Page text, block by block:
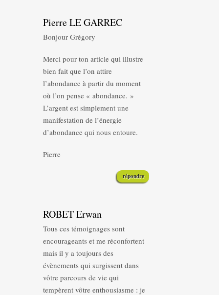
Pierre LE GARREC
Bonjour Grégory
Merci pour ton article qui illustre
bien fait que l’on attire
l’abondance à partir du moment
où l’on pense « abondance. »
L’argent est simplement une
manifestation de l’énergie
d’abondance qui nous entoure.
Pierre
répondre
ROBET Erwan
Tous ces témoignages sont
encourageants et me réconfortent
mais il y a toujours des
évènements qui surgissent dans
vôtre parcours de vie qui
tempèrent vôtre enthousiasme : je